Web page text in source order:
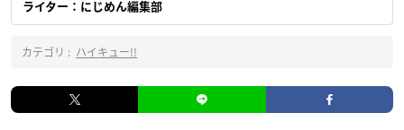
ライター：にじめん編集部
カテゴリ : ハイキュー!!